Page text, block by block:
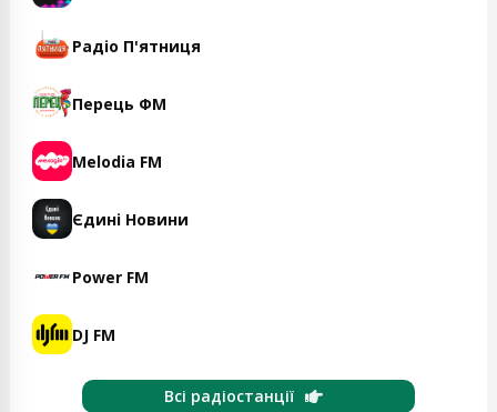
Радіо П'ятниця
Перець ФМ
Melodia FM
Єдині Новини
Power FM
DJ FM
Всі радіостанції